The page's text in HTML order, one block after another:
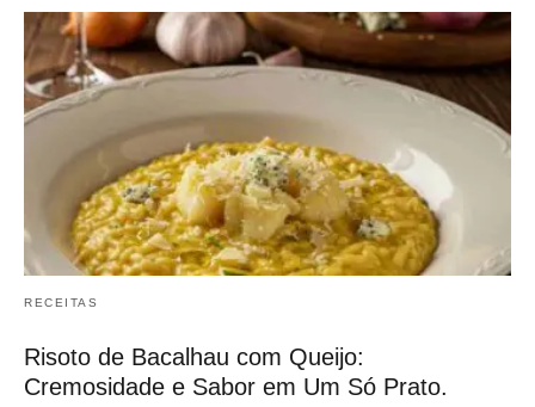
RECEITAS
Risoto de Bacalhau com Queijo:
Cremosidade e Sabor em Um Só Prato.